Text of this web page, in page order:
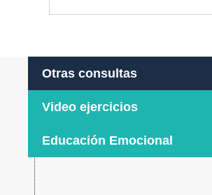
Otras consultas
Video ejercicios
Educación Emocional